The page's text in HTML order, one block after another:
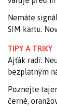
Nemáte
SIM kartu.
TIPY A TRIKY
Ajťák radí:
bezplatným
Poznejte
černé,